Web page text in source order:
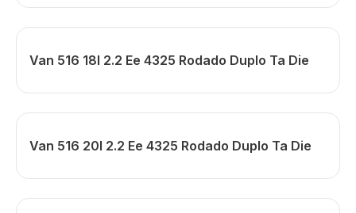
Van 516 18l 2.2 Ee 4325 Rodado Duplo Ta Die
Van 516 20l 2.2 Ee 4325 Rodado Duplo Ta Die